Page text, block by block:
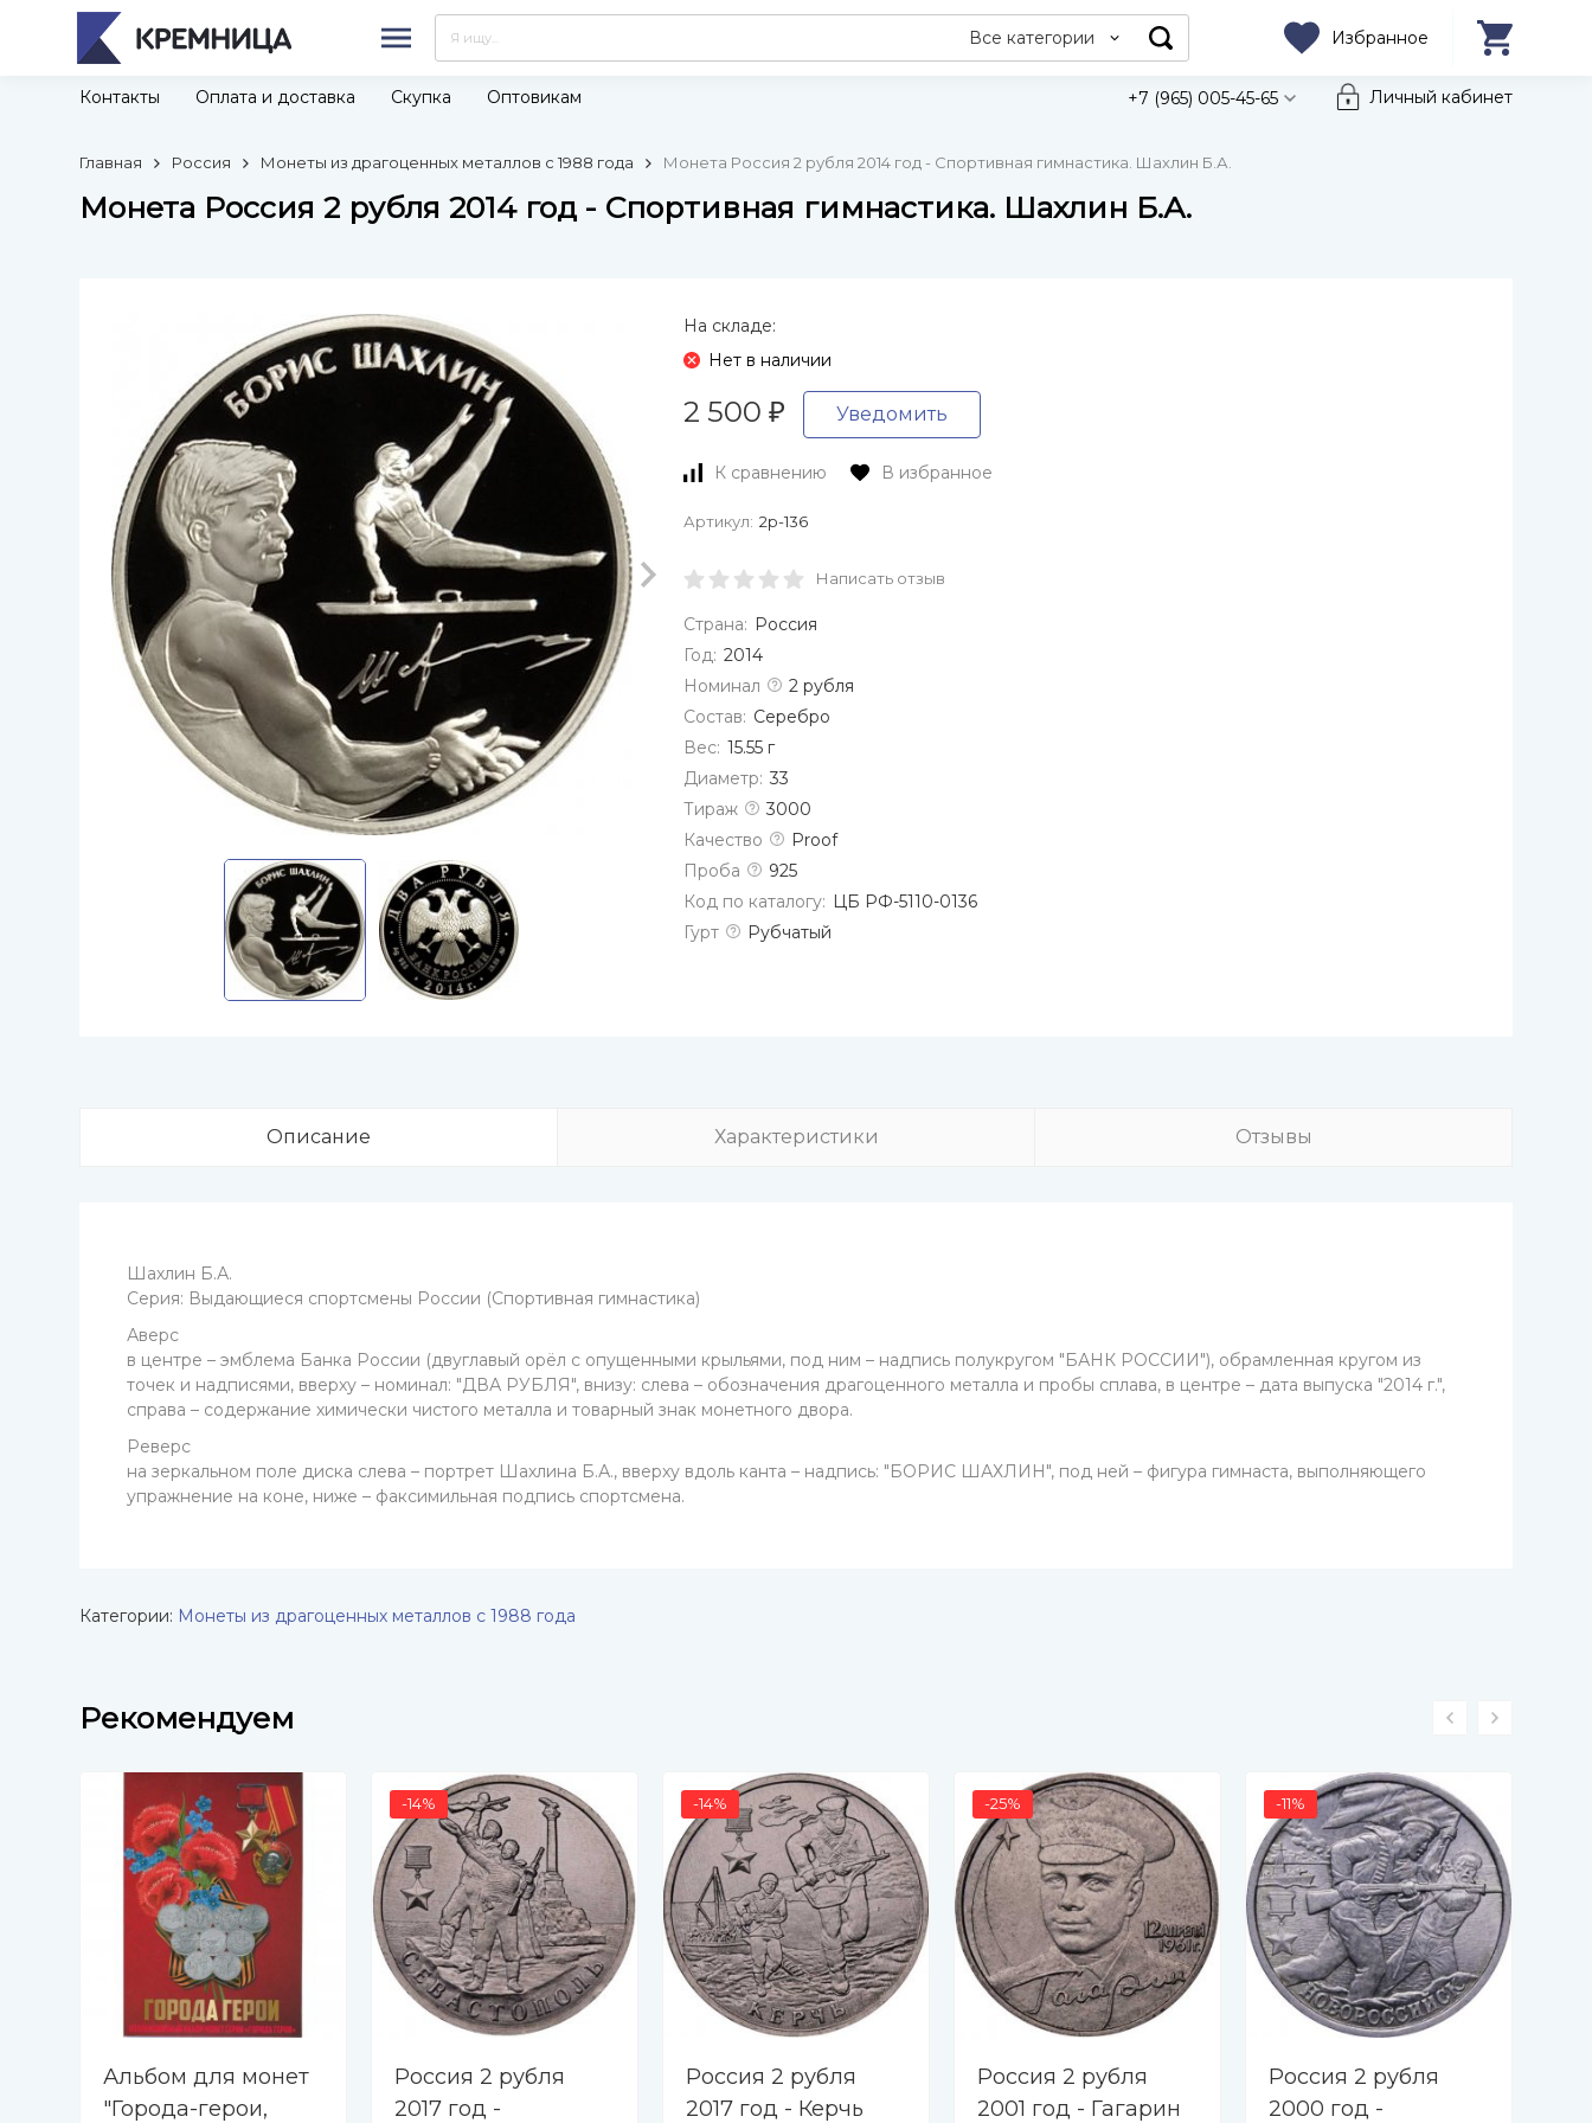
Все категории Избранное
Контакты Оплата и доставка Скупка Оптовикам +7 (965) 005-45-65 Личный кабинет
Главная Россия Монеты из драгоценных металлов с 1988 года Монета Россия 2 рубля 2014 год - Спортивная гимнастика. Шахлин Б.А.
Монета Россия 2 рубля 2014 год - Спортивная гимнастика. Шахлин Б.А.
На складе:
Нет в наличии
2 500 ₽ Уведомить
К сравнению В избранное
Артикул: 2р-136
Написать отзыв
Страна: Россия
Год: 2014
Номинал
2 рубля
Состав: Серебро
Вес: 15.55 г
Диаметр: 33
Тираж
3000
Качество
Proof
Проба
925
Код по каталогу: ЦБ РФ-5110-0136
Гурт
Рубчатый
Описание
Шахлин Б.А.
Серия: Выдающиеся спортсмены России (Спортивная гимнастика)
Аверс
в центре – эмблема Банка России (двуглавый орёл с опущенными крыльями, под ним – надпись полукругом "БАНК РОССИИ"), обрамленная кругом из
точек и надписями, вверху – номинал: "ДВА РУБЛЯ", внизу: слева – обозначения драгоценного металла и пробы сплава, в центре – дата выпуска "2014 г.",
справа – содержание химически чистого металла и товарный знак монетного двора.
Реверс
на зеркальном поле диска слева – портрет Шахлина Б.А., вверху вдоль канта – надпись: "БОРИС ШАХЛИН", под ней – фигура гимнаста, выполняющего
упражнение на коне, ниже – факсимильная подпись спортсмена.
Характеристики Отзывы
Категории: Монеты из драгоценных металлов с 1988 года
Рекомендуем
Альбом для монет
"Города-герои,
-14%
Россия 2 рубля
2017 год -
-14%
Россия 2 рубля
2017 год - Керчь
-25%
Россия 2 рубля
2001 год - Гагарин
-11%
Россия 2 рубля
2000 год -